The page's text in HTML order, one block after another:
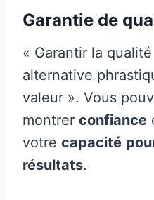
Garantie de
« Garantir la
alternative
valeur ». Vous
montrer confiance
votre capacité
résultats.